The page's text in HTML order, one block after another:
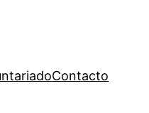
Contacto